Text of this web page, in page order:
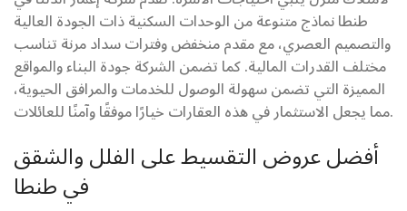
طنطا نماذج متنوعة من الوحدات السكنية ذات الجودة العالية
والتصميم العصري، مع مقدم منخفض وفترات سداد مرنة تناسب
مختلف القدرات المالية. كما تضمن الشركة جودة البناء والمواقع
المميزة التي تضمن سهولة الوصول للخدمات والمرافق الحيوية،
مما يجعل الاستثمار في هذه العقارات خيارًا موفقًا وآمنًا للعائلات.
أفضل عروض التقسيط على الفلل والشقق
في طنطا